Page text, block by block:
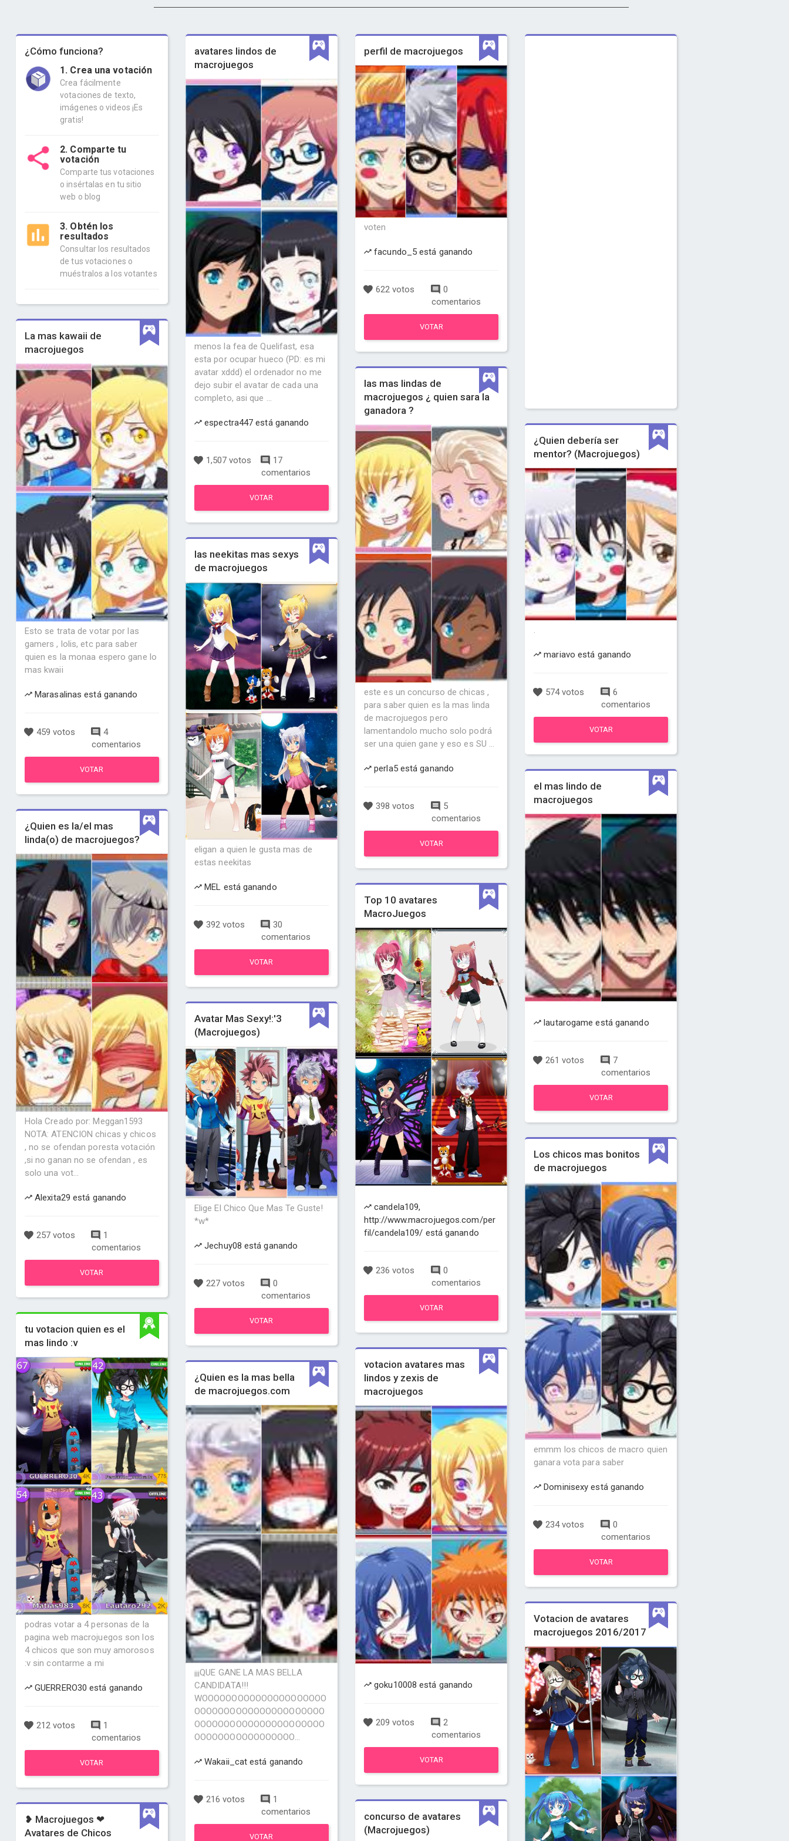
¿Cómo funciona?
1. Crea una votación
Crea fácilmente
votaciones de texto,
imágenes o videos ¡Es
gratis!
2. Comparte tu
votación
Comparte tus votaciones
o insértalas en tu sitio
web o blog
3. Obtén los
resultados
Consultar los resultados
de tus votaciones o
muéstralos a los votantes
La mas kawaii de
macrojuegos
Esto se trata de votar por las
gamers , lolis, etc para saber
quien es la monaa espero gane lo
mas kwaii
Marasalinas está ganando
459 votos
4
comentarios
VOTAR
¿Quien es la/el mas
linda(o) de macrojuegos?
Hola Creado por: Meggan1593
NOTA: ATENCION chicas y chicos
, no se ofendan poresta votación
,si no ganan no se ofendan , es
solo una vot...
Alexita29 está ganando
257 votos
1
comentarios
VOTAR
tu votacion quien es el
mas lindo :v
podras votar a 4 personas de la
pagina web macrojuegos son los
4 chicos que son muy amorosos
:v sin contarme a mi
GUERRERO30 está ganando
212 votos
1
comentarios
VOTAR
❥ Macrojuegos ❤
Avatares de Chicos
avatares lindos de
macrojuegos
menos la fea de Quelifast, esa
esta por ocupar hueco (PD: es mi
avatar xddd) el ordenador no me
dejo subir el avatar de cada una
completo, asi que ...
espectra447 está ganando
1,507 votos
17
comentarios
VOTAR
las neekitas mas sexys
de macrojuegos
eligan a quien le gusta mas de
estas neekitas
MEL está ganando
392 votos
30
comentarios
VOTAR
Avatar Mas Sexy!:'3
(Macrojuegos)
Elige El Chico Que Mas Te Guste!
*w*
Jechuy08 está ganando
227 votos
0
comentarios
VOTAR
¿Quien es la mas bella
de macrojuegos.com
¡¡¡QUE GANE LA MAS BELLA
CANDIDATA!!!
WOOOOOOOOOOOOOOOOOOOOO
OOOOOOOOOOOOOOOOOOOOOO
OOOOOOOOOOOOOOOOOOOOOO
OOOOOOOOOOOOOOOOO...
Wakaii_cat está ganando
216 votos
1
comentarios
VOTAR
perfil de macrojuegos
voten
facundo_5 está ganando
622 votos
0
comentarios
VOTAR
las mas lindas de
macrojuegos ¿ quien sara la
ganadora ?
este es un concurso de chicas ,
para saber quien es la mas linda
de macrojuegos pero
lamentandolo mucho solo podrá
ser una quien gane y eso es SU ...
perla5 está ganando
398 votos
5
comentarios
VOTAR
Top 10 avatares
MacroJuegos
candela109,
http://www.macrojuegos.com/per
fil/candela109/ está ganando
236 votos
0
comentarios
VOTAR
votacion avatares mas
lindos y zexis de
macrojuegos
goku10008 está ganando
209 votos
2
comentarios
VOTAR
concurso de avatares
(Macrojuegos)
¿Quien debería ser
mentor? (Macrojuegos)
.
mariavo está ganando
574 votos
6
comentarios
VOTAR
el mas lindo de
macrojuegos
lautarogame está ganando
261 votos
7
comentarios
VOTAR
Los chicos mas bonitos
de macrojuegos
emmm los chicos de macro quien
ganara vota para saber
Dominisexy está ganando
234 votos
0
comentarios
VOTAR
Votacion de avatares
macrojuegos 2016/2017